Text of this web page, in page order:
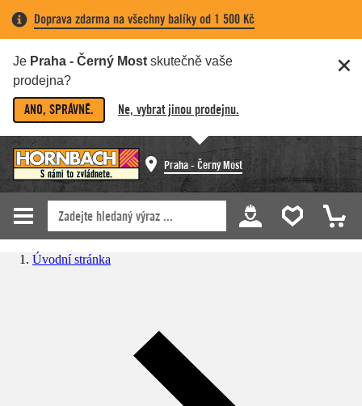
Doprava zdarma na všechny balíky od 1 500 Kč
Je Praha - Černý Most skutečně vaše
prodejna?
ANO, SPRÁVNĚ. Ne, vybrat jinou prodejnu.
Praha - Černý Most
Úvodní stránka